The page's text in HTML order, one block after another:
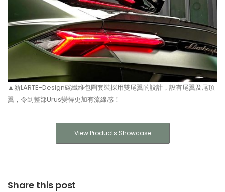
▲新LARTE-Design碳纖維包圍套裝採用雙尾翼的設計，設有尾翼及尾頂
翼，令到整部Urus變得更加有流線感！
View Products Showcase
Share this post